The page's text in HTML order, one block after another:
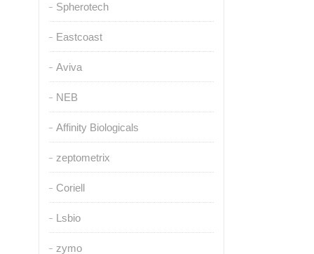
Spherotech
Eastcoast
Aviva
NEB
Affinity Biologicals
zeptometrix
Coriell
Lsbio
zymo